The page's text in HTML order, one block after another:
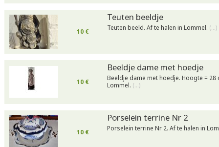
10 €
Teuten beeldje
Teuten beeld. Af te halen in Lommel. (…)
10 €
Beeldje dame met hoedje
Beeldje dame met hoedje. Hoogte = 28
Lommel. (…)
10 €
Porselein terrine Nr 2
Porselein terrine Nr 2. Af te halen in